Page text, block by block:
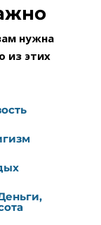
нужна
из этих